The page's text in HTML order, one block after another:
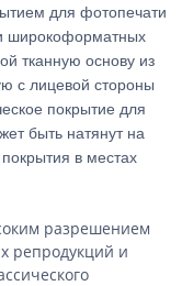
для фотопечати
широкоформатных
тканную основу из
с лицевой стороны
покрытие для
быть натянут на
в местах
разрешением
репродукций и